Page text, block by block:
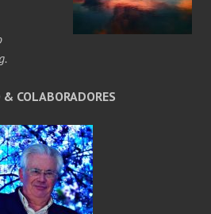
COLABORADORES